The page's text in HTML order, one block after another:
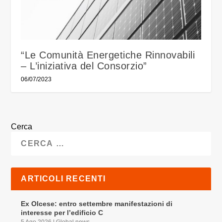
“Le Comunità Energetiche Rinnovabili
– L’iniziativa del Consorzio”
06/07/2023
Cerca
ARTICOLI RECENTI
Ex Olcese: entro settembre manifestazioni di
interesse per l’edificio C